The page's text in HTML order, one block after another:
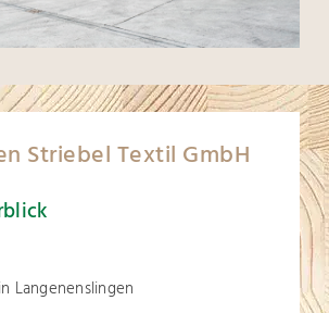
Striebel Textil GmbH
Langenenslingen